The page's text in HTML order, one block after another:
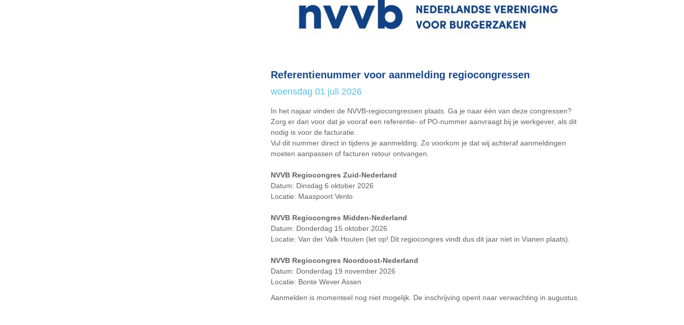
Referentienummer voor aanmelding regiocongressen
woensdag 01 juli 2026
In het najaar vinden de NVVB-regiocongressen plaats. Ga je naar één van deze congressen?
Zorg er dan voor dat je vooraf een referentie- of PO-nummer aanvraagt bij je werkgever, als dit
nodig is voor de facturatie.
Vul dit nummer direct in tijdens je aanmelding. Zo voorkom je dat wij achteraf aanmeldingen
moeten aanpassen of facturen retour ontvangen.
NVVB Regiocongres Zuid-Nederland
Datum: Dinsdag 6 oktober 2026
Locatie: Maaspoort Venlo
NVVB Regiocongres Midden-Nederland
Datum: Donderdag 15 oktober 2026
Locatie: Van der Valk Houten (let op! Dit regiocongres vindt dus dit jaar niet in Vianen plaats).
NVVB Regiocongres Noordoost-Nederland
Datum: Donderdag 19 november 2026
Locatie: Bonte Wever Assen
Aanmelden is momenteel nog niet mogelijk. De inschrijving opent naar verwachting in augustus.